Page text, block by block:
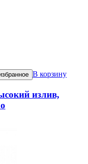
В корзину
излив,